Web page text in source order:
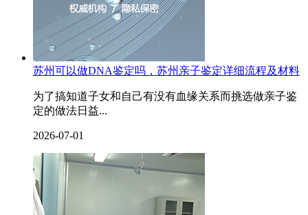
苏州可以做DNA鉴定吗，苏州亲子鉴定详细流程及材料
为了搞知道子女和自己有没有血缘关系而挑选做亲子鉴
定的做法日益...
2026-07-01